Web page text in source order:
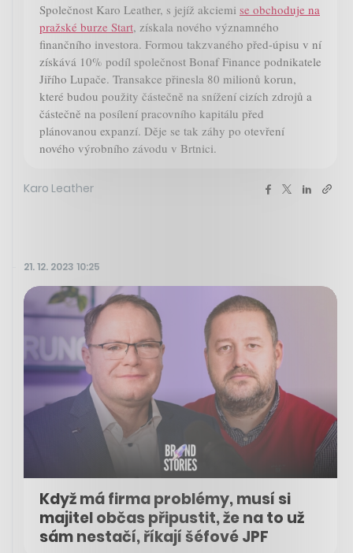
Společnost Karo Leather, s jejíž akciemi se obchoduje na
pražské burze Start, získala nového významného
finančního investora. Formou takzvaného před-úpisu v ní
získává 10% podíl společnost Bonaf Finance podnikatele
Jiřího Lupače. Transakce přinesla 80 milionů korun,
které budou použity částečně na snížení cizích zdrojů a
částečně na posílení pracovního kapitálu před
plánovanou expanzí. Děje se tak záhy po otevření
nového výrobního závodu v Brtnici.
Karo Leather
21. 12. 2023 10:25
Když má firma problémy, musí si
majitel občas připustit, že na to už
sám nestačí, říkají šéfové JPF